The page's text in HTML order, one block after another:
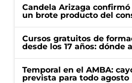
Candela Arizaga
un brote producto del
Cursos gratuitos de
desde los 17 años: dónde
Temporal en el AMBA:
prevista para todo agosto